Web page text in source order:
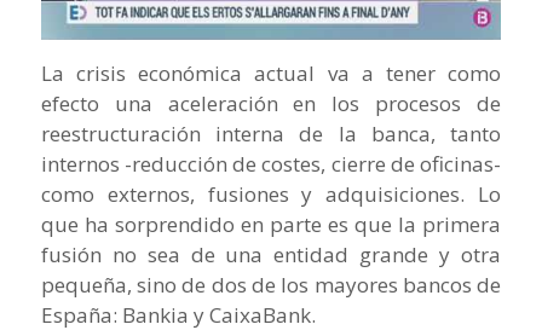
La crisis económica actual va a tener como
efecto una aceleración en los procesos de
reestructuración interna de la banca, tanto
internos -reducción de costes, cierre de oficinas-
como externos, fusiones y adquisiciones. Lo
que ha sorprendido en parte es que la primera
fusión no sea de una entidad grande y otra
pequeña, sino de dos de los mayores bancos de
España: Bankia y CaixaBank.